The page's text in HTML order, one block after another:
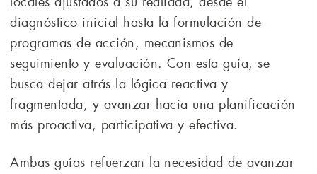
diagnóstico inicial hasta la formulación de
programas de acción, mecanismos de
seguimiento y evaluación. Con esta guía, se
busca dejar atrás la lógica reactiva y
fragmentada, y avanzar hacia una planificación
más proactiva, participativa y efectiva.
Ambas guías refuerzan la necesidad de avanzar